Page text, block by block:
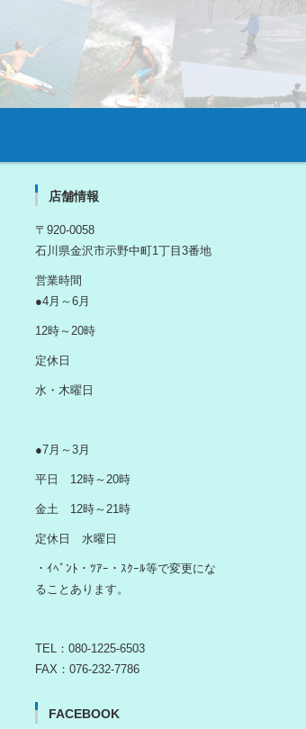
店舗情報
〒920-0058
石川県金沢市示野中町1丁目3番地
営業時間
●4月～6月
12時～20時
定休日
水・木曜日
●7月～3月
平日 12時～20時
金土 12時～21時
定休日 水曜日
・ｲﾍﾞﾝﾄ・ﾂｱｰ・ｽｸｰﾙ等で変更にな
ることあります。
TEL：080-1225-6503
FAX：076-232-7786
FACEBOOK